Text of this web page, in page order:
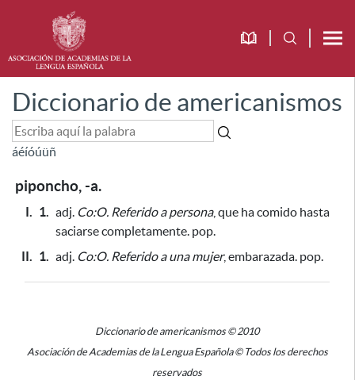
Diccionario de americanismos
áéíóúüñ
piponcho, -a.
I. 1. adj. Co:O. Referido a persona, que ha comido hasta
saciarse completamente. pop.
II. 1. adj. Co:O. Referido a una mujer, embarazada. pop.
Diccionario de americanismos © 2010
Asociación de Academias de la Lengua Española © Todos los derechos
reservados